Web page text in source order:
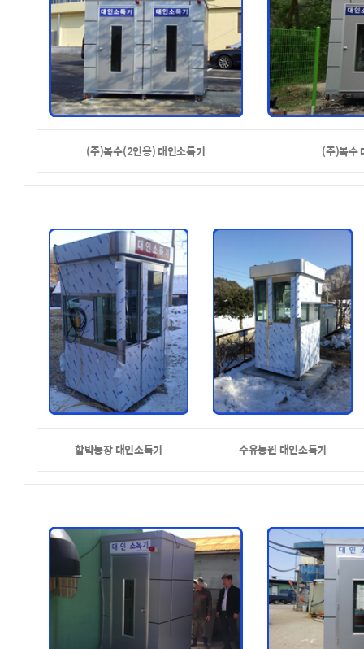
(주)복수(2인용) 대인소독기 (주)복수
함박농장 대인소독기 수유농원 대인소독기